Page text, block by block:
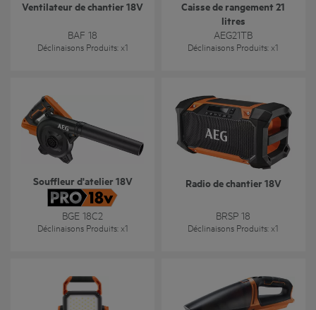
Ventilateur de chantier 18V
BAF 18
Déclinaisons Produits: x1
Caisse de rangement 21
litres
AEG21TB
Déclinaisons Produits: x1
Souffleur d'atelier 18V
BGE 18C2
Déclinaisons Produits: x1
Radio de chantier 18V
BRSP 18
Déclinaisons Produits: x1